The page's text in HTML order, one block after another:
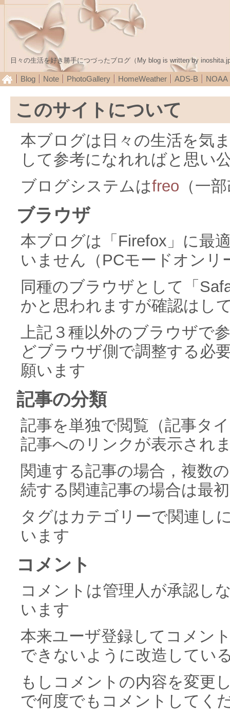
日々の生活を好き勝手につづったブログ（My blog is written by
Blog Note PhotoGallery HomeWeather ADS-B NOAA
このサイトについて
本ブログは日々の生活を気
して参考になれればと思い
ブログシステムはfreo （一
ブラウザ
本ブログは「Firefox」に最
いません（PCモードオンリ
同種のブラウザとして「
かと思われますが確認はし
上記３種以外のブラウザで
どブラウザ側で調整する必
願います
記事の分類
記事を単独で閲覧（記事タ
記事へのリンクが表示され
関連する記事の場合，複数
続する関連記事の場合は最
タグはカテゴリーで関連し
います
コメント
コメントは管理人が承認し
います
本来ユーザ登録してコメン
できないように改造してい
もしコメントの内容を変更
で何度でもコメントしてく